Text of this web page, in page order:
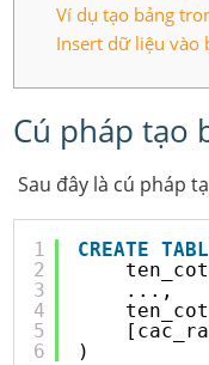
Ví dụ tạo bảng
Insert dữ liệu vào
Cú pháp tạo
Sau đây là cú pháp
1
2
3
4
5
6
CREATE
...,
)